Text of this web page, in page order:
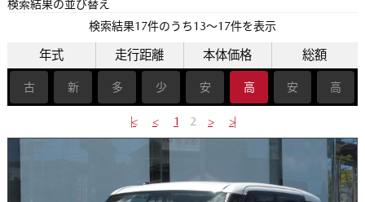
検索結果の並び替え
検索結果17件のうち13〜17件を表示
年式 走行距離 本体価格 総額
古 新 多 少 安 高 安 高
|< < 1 2 > >|